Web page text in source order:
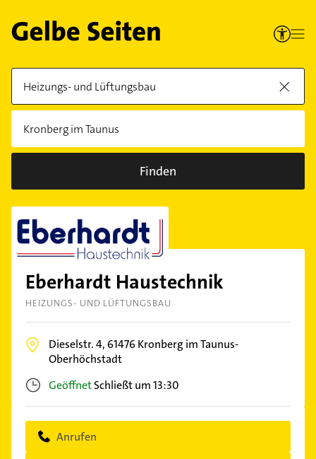
Finden
Eberhardt Haustechnik
HEIZUNGS- UND LÜFTUNGSBAU
Dieselstr. 4, 61476Kronberg im Taunus-
Oberhöchstadt
GeöffnetSchließt um 13:30
Anrufen